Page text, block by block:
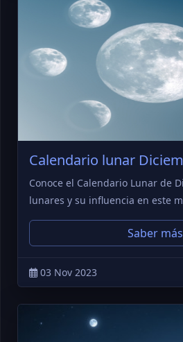
Calendario lunar
Conoce el Calendario Lunar de
lunares y su influencia en este
Saber más
03 Nov 2023